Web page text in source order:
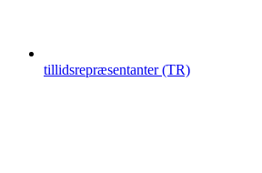
tillidsrepræsentanter (TR)